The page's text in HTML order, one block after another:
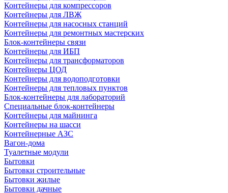
Контейнеры для компрессоров
Контейнеры для ЛВЖ
Контейнеры для насосных станций
Контейнеры для ремонтных мастерских
Блок-контейнеры связи
Контейнеры для ИБП
Контейнеры для трансформаторов
Контейнеры ЦОД
Контейнеры для водоподготовки
Контейнеры для тепловых пунктов
Блок-контейнеры для лабораторий
Специальные блок-контейнеры
Контейнеры для майнинга
Контейнеры на шасси
Контейнерные АЗС
Вагон-дома
Туалетные модули
Бытовки
Бытовки строительные
Бытовки жилые
Бытовки дачные